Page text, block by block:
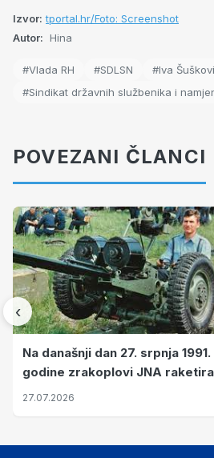
Izvor: tportal.hr/Foto: Screenshot
Autor: Hina
#Vlada RH #SDLSN
#Iva
#Sindikat državnih službenika i
POVEZANI ČLANCI
‹
Na današnji dan 27. srpnja 1991.
godine zrakoplovi JNA
su vojarnu i obučni centar
27.07.2026